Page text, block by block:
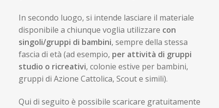
In secondo luogo, si intende lasciare il materiale
disponibile a chiunque voglia utilizzare con
singoli/gruppi di bambini, sempre della stessa
fascia di età (ad esempio, per attività di gruppi
studio o ricreativi, colonie estive per bambini,
gruppi di Azione Cattolica, Scout e simili).
Qui di seguito è possibile scaricare gratuitamente